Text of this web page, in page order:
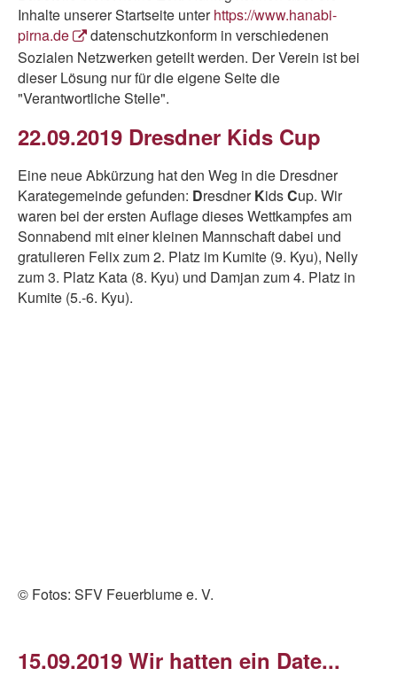
Inhalte unserer Startseite unterhttps://www.hanabi-
pirna.de
datenschutzkonform in verschiedenen
Sozialen Netzwerken geteilt werden. Der Verein ist bei
dieser Lösung nur für die eigene Seite die
"Verantwortliche Stelle".
22.09.2019 Dresdner Kids Cup
Eine neue Abkürzung hat den Weg in die Dresdner
Karategemeinde gefunden: DresdnerKidsCup. Wir
waren bei der ersten Auflage dieses Wettkampfes am
Sonnabend mit einer kleinen Mannschaft dabei und
gratulieren Felix zum 2. Platz im Kumite (9. Kyu), Nelly
zum 3. Platz Kata (8. Kyu) und Damjan zum 4. Platz in
Kumite (5.-6. Kyu).
© Fotos: SFV Feuerblume e. V.
15.09.2019 Wir hatten ein Date...